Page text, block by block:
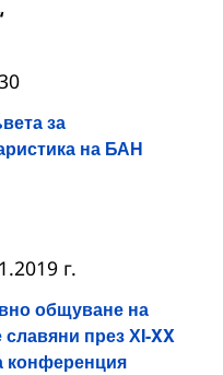
за
на БАН
общуване на
през ХI-XX
конференция
г.